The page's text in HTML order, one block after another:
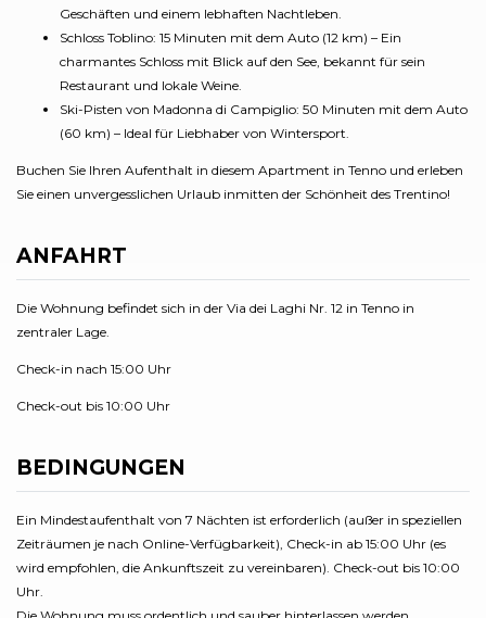
Geschäften und einem lebhaften Nachtleben.
Schloss Toblino: 15 Minuten mit dem Auto (12 km) – Ein
charmantes Schloss mit Blick auf den See, bekannt für sein
Restaurant und lokale Weine.
Ski-Pisten von Madonna di Campiglio: 50 Minuten mit dem Auto
(60 km) – Ideal für Liebhaber von Wintersport.
Buchen Sie Ihren Aufenthalt in diesem Apartment in Tenno und erleben
Sie einen unvergesslichen Urlaub inmitten der Schönheit des Trentino!
ANFAHRT
Die Wohnung befindet sich in der Via dei Laghi Nr. 12 in Tenno in
zentraler Lage.
Check-in nach 15:00 Uhr
Check-out bis 10:00 Uhr
BEDINGUNGEN
Ein Mindestaufenthalt von 7 Nächten ist erforderlich (außer in speziellen
Zeiträumen je nach Online-Verfügbarkeit), Check-in ab 15:00 Uhr (es
wird empfohlen, die Ankunftszeit zu vereinbaren). Check-out bis 10:00
Uhr.